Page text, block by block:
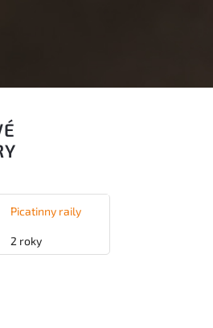
Picatinny raily
2 roky